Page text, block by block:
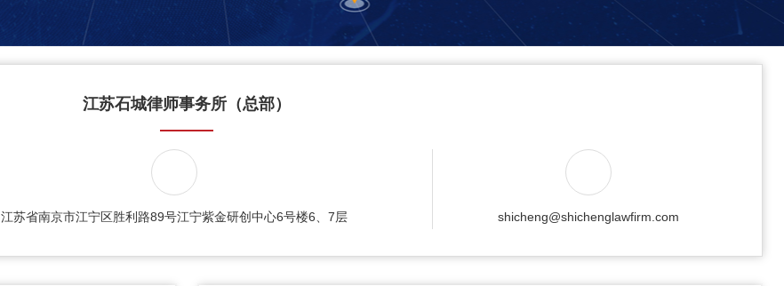
江苏石城律师事务所（总部）
江苏省南京市江宁区胜利路89号江宁紫金研创中心6号楼6、7层 shicheng@shichenglawfirm.com